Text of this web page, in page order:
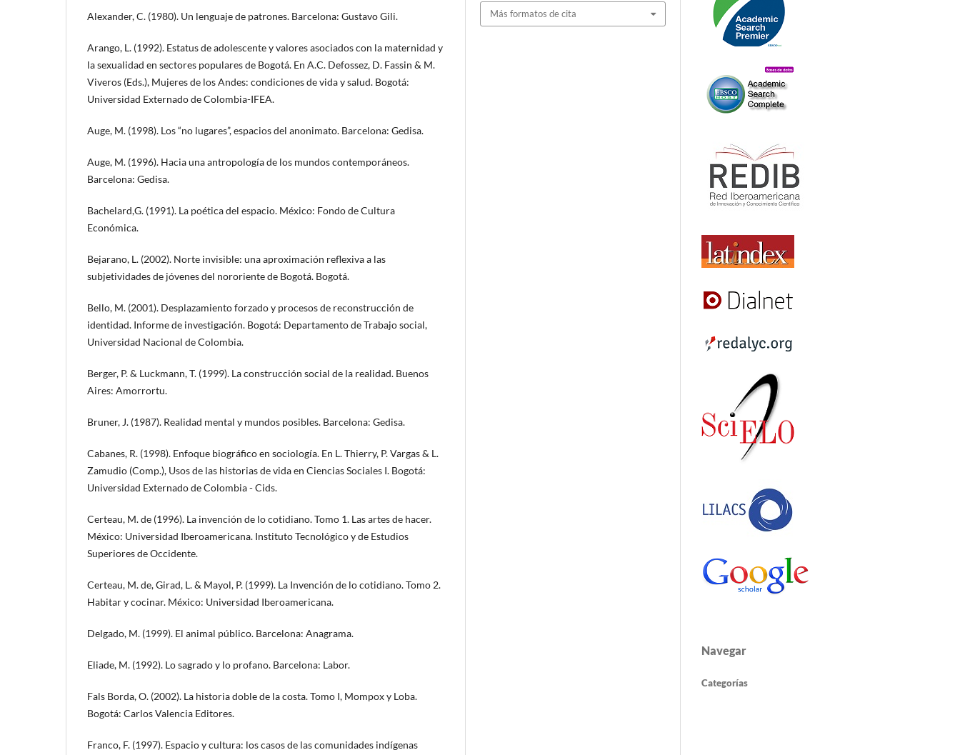
Alexander, C. (1980). Un lenguaje de patrones. Barcelona: Gustavo Gili.
Arango, L. (1992). Estatus de adolescente y valores asociados con la maternidad y
la sexualidad en sectores populares de Bogotá. En A.C. Defossez, D. Fassin & M.
Viveros (Eds.), Mujeres de los Andes: condiciones de vida y salud. Bogotá:
Universidad Externado de Colombia-IFEA.
Auge, M. (1998). Los “no lugares”, espacios del anonimato. Barcelona: Gedisa.
Auge, M. (1996). Hacia una antropología de los mundos contemporáneos.
Barcelona: Gedisa.
Bachelard,G. (1991). La poética del espacio. México: Fondo de Cultura
Económica.
Bejarano, L. (2002). Norte invisible: una aproximación reflexiva a las
subjetividades de jóvenes del nororiente de Bogotá. Bogotá.
Bello, M. (2001). Desplazamiento forzado y procesos de reconstrucción de
identidad. Informe de investigación. Bogotá: Departamento de Trabajo social,
Universidad Nacional de Colombia.
Berger, P. & Luckmann, T. (1999). La construcción social de la realidad. Buenos
Aires: Amorrortu.
Bruner, J. (1987). Realidad mental y mundos posibles. Barcelona: Gedisa.
Cabanes, R. (1998). Enfoque biográfico en sociología. En L. Thierry, P. Vargas & L.
Zamudio (Comp.), Usos de las historias de vida en Ciencias Sociales I. Bogotá:
Universidad Externado de Colombia - Cids.
Certeau, M. de (1996). La invención de lo cotidiano. Tomo 1. Las artes de hacer.
México: Universidad Iberoamericana. Instituto Tecnológico y de Estudios
Superiores de Occidente.
Certeau, M. de, Girad, L. & Mayol, P. (1999). La Invención de lo cotidiano. Tomo 2.
Habitar y cocinar. México: Universidad Iberoamericana.
Delgado, M. (1999). El animal público. Barcelona: Anagrama.
Eliade, M. (1992). Lo sagrado y lo profano. Barcelona: Labor.
Fals Borda, O. (2002). La historia doble de la costa. Tomo I, Mompox y Loba.
Bogotá: Carlos Valencia Editores.
Franco, F. (1997). Espacio y cultura: los casos de las comunidades indígenas
Más formatos de cita
Navegar
Categorías